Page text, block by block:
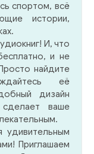
спортом, всё
истории,
И, что
и не
найдите
её
дизайн
ваше
удивительным
Приглашаем